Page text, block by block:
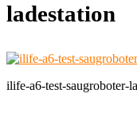
ladestation
ilife-a6-test-saugroboter-